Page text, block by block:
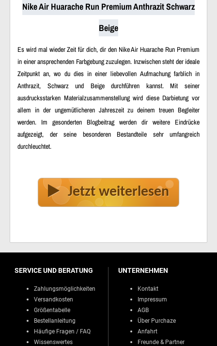
Nike Air Huarache Run Premium Anthrazit Schwarz
Beige
Es wird mal wieder Zeit für dich, dir den Nike Air Huarache Run Premium
in einer ansprechenden Farbgebung zuzulegen. Inzwischen steht der ideale
Zeitpunkt an, wo du dies in einer liebevollen Aufmachung farblich in
Anthrazit, Schwarz und Beige durchführen kannst. Mit seiner
ausdrucksstarken Materialzusammenstellung wird diese Darbietung vor
allem in der ungemütlicheren Jahreszeit zu deinem treuen Begleiter
werden. Im gesonderten Blogbeitrag werden dir weitere Eindrücke
aufgezeigt, der seine besonderen Bestandteile sehr umfangreich
durchleuchtet.
Jetzt weiterlesen
SERVICE UND BERATUNG
Zahlungsmöglichkeiten
Versandkosten
Größentabelle
Bestellanleitung
Häufige Fragen / FAQ
Wissenswertes
UNTERNEHMEN
Kontakt
Impressum
AGB
Über Purchaze
Anfahrt
Freunde & Partner